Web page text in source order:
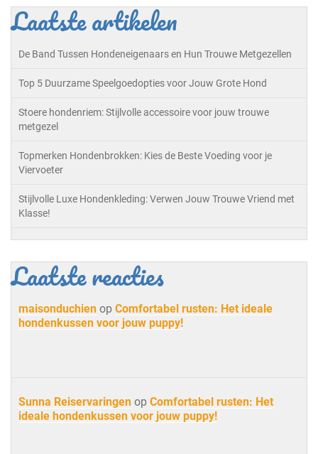
Laatste artikelen
De Band Tussen Hondeneigenaars en Hun Trouwe Metgezellen
Top 5 Duurzame Speelgoedopties voor Jouw Grote Hond
Stoere hondenriem: Stijlvolle accessoire voor jouw trouwe
metgezel
Topmerken Hondenbrokken: Kies de Beste Voeding voor je
Viervoeter
Stijlvolle Luxe Hondenkleding: Verwen Jouw Trouwe Vriend met
Klasse!
Laatste reacties
maisonduchien op Comfortabel rusten: Het ideale
hondenkussen voor jouw puppy!
Sunna Reiservaringen op Comfortabel rusten: Het
ideale hondenkussen voor jouw puppy!